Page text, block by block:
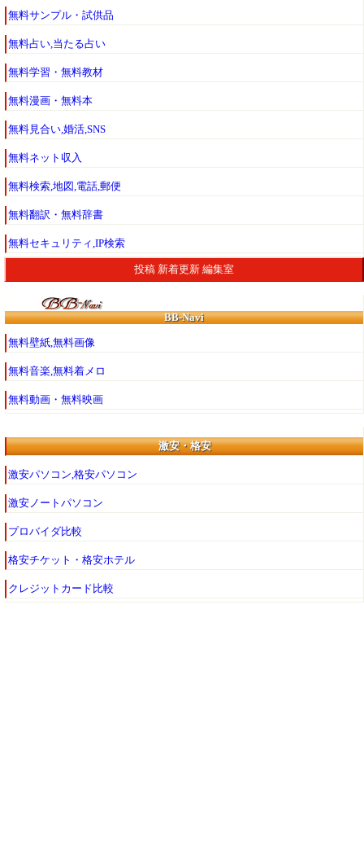
無料サンプル・試供品
無料占い,当たる占い
無料学習・無料教材
無料漫画・無料本
無料見合い,婚活,SNS
無料ネット収入
無料検索,地図,電話,郵便
無料翻訳・無料辞書
無料セキュリティ,IP検索
投稿 新着更新 編集室
BB-Navi
無料壁紙,無料画像
無料音楽,無料着メロ
無料動画・無料映画
激安・格安
激安パソコン,格安パソコン
激安ノートパソコン
プロバイダ比較
格安チケット・格安ホテル
クレジットカード比較